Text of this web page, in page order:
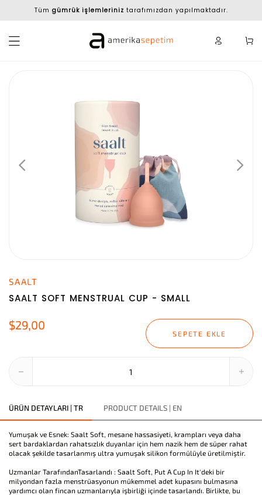
Tüm gümrük işlemleriniz tarafımızdan yapılmaktadır.
SAALT
SAALT SOFT MENSTRUAL CUP - SMALL
$29,00
SEPETE EKLE
ÜRÜN DETAYLARI | TR PRODUCT DETAILS | EN
Yumuşak ve Esnek: Saalt Soft, mesane hassasiyeti, krampları veya daha
sert bardaklardan rahatsızlık duyanlar için hem nazik hem de süper rahat
olacak şekilde tasarlanmış ultra yumuşak silikon formülüyle üretilmiştir.
Uzmanlar TarafındanTasarlandı : Saalt Soft, Put A Cup In It'deki bir
milyondan fazla menstrüasyonun mükemmel adet kupasını bulmasına
yardımcı olan fincan uzmanlarıyla işbirliği içinde tasarlandı. Birlikte, bu